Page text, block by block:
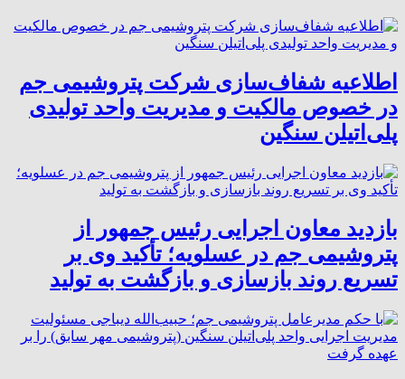
اطلاعیه شفاف‌سازی شرکت پتروشیمی جم
در خصوص مالکیت و مدیریت واحد تولیدی
پلی‌اتیلن سنگین
بازدید معاون اجرایی رئیس جمهور از
پتروشیمی جم در عسلویه؛ تأکید وی بر
تسریع روند بازسازی و بازگشت به تولید